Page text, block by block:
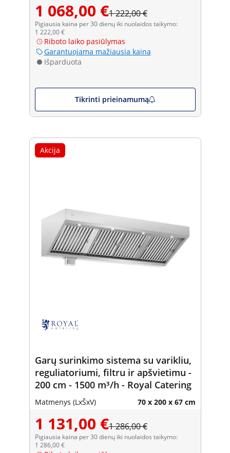
1 068,00 €1 222,00 €
Pigiausia kaina per 30 dienų iki nuolaidos taikymo:
1 222,00 €
Riboto laiko pasiūlymas
Garantuojama mažiausia kaina
Išparduota
Tikrinti prieinamumą
Akcija
Garų surinkimo sistema su varikliu,
reguliatoriumi, filtru ir apšvietimu -
200 cm - 1500 m³/h - Royal Catering
Matmenys (LxŠxV) 70 x 200 x 67 cm
1 131,00 €1 286,00 €
Pigiausia kaina per 30 dienų iki nuolaidos taikymo:
1 286,00 €